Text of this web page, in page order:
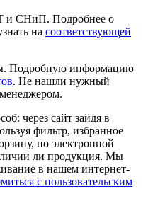
и СНиП. Подробнее о
на соответствующей
Подробную информацию
. Не нашли нужный
через сайт зайдя в
фильтр, избранное
по электронной
ли продукция. Мы
в нашем интернет-
с пользовательским